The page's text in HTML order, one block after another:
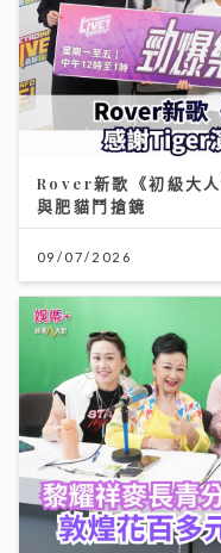
Rover新歌《初級大
與肥貓鬥搶鏡
09/07/2026